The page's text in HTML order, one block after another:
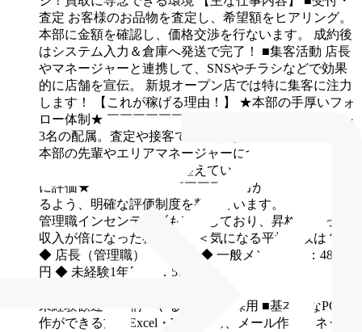
査定 お客様のお品物を査定し、希望額をヒアリング。
本部に金額を確認し、価格交渉を行ないます。
成約後
はシステム入力＆倉庫へ発送で完了！
■集客活動 店長
やマネージャーと連携して、SNSやチラシなどで効果
的に店舗を宣伝。
新規オープン店では特に集客に注力
します！
【これが稼げる理由！】
★本部の手厚いフォ
ロー体制★ ￣￣￣￣￣￣￣￣￣￣￣￣￣￣
1店舗に2～
3名の配属。査定や接客で不安があれば、オンラインで
本部の先輩やエリアマネージャーにつなげてOK！未経
験でも安心できる環境を整えています。
に評価★
￣￣￣￣￣￣￣￣￣￣
努力がきちんと報われ
るよう、明確な評価制度を整えています。店長手当や
管理職インセンティブも充実しており、昇格によって
収入が倍になった社員も！
＜気になる平均月収は？＞
◆ 店長（管理職）：86万円
◆ 一般メンバー ：48万
円 ◆ 未経験1年目 ：51万円
未経験歓迎！人柄・やる気重視の採用 ■基本的なPC操
作ができる方
└Excel・Word入力、メール作成、ネット